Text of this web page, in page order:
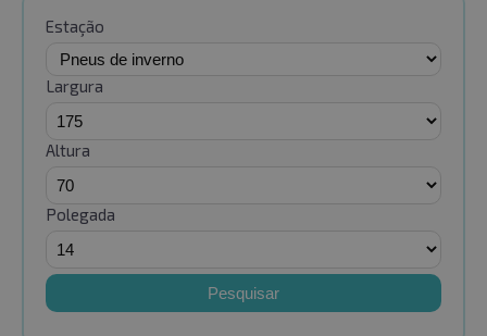
Estação
Largura
Altura
Polegada
Pesquisar